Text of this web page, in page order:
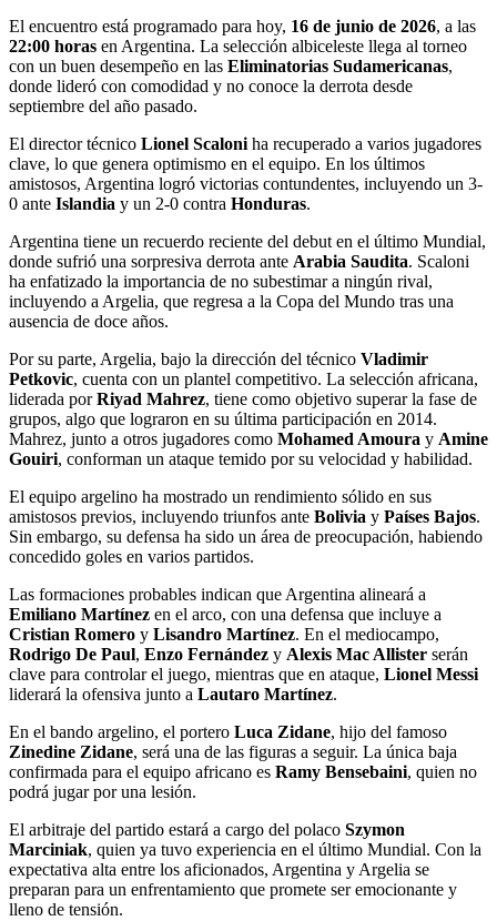
El encuentro está programado para hoy, 16 de junio de 2026, a las
22:00 horas en Argentina. La selección albiceleste llega al torneo
con un buen desempeño en las Eliminatorias Sudamericanas,
donde lideró con comodidad y no conoce la derrota desde
septiembre del año pasado.
El director técnico Lionel Scaloniha recuperado a varios jugadores
clave, lo que genera optimismo en el equipo. En los últimos
amistosos, Argentina logró victorias contundentes, incluyendo un 3-
0 ante Islandia y un 2-0 contra Honduras.
Argentina tiene un recuerdo reciente del debut en el último Mundial,
donde sufrió una sorpresiva derrota ante Arabia Saudita. Scaloni
ha enfatizado la importancia de no subestimar a ningún rival,
incluyendo a Argelia, que regresa a la Copa del Mundo tras una
ausencia de doce años.
Por su parte, Argelia, bajo la dirección del técnico Vladimir
Petkovic, cuenta con un plantel competitivo. La selección africana,
liderada porRiyad Mahrez, tiene como objetivo superar la fase de
grupos, algo que lograron en su última participación en 2014.
Mahrez, junto a otros jugadores como Mohamed Amoura y Amine
Gouiri, conforman un ataque temido por su velocidad y habilidad.
El equipo argelino ha mostrado un rendimiento sólido en sus
amistosos previos, incluyendo triunfos ante Bolivia y Países Bajos.
Sin embargo, su defensa ha sido un área de preocupación, habiendo
concedido goles en varios partidos.
Las formaciones probables indican que Argentina alineará a
Emiliano Martínez en el arco, con una defensa que incluye a
Cristian Romero y Lisandro Martínez. En el mediocampo,
Rodrigo De Paul, Enzo Fernández y Alexis Mac Allister serán
clave para controlar el juego, mientras que en ataque, Lionel Messi
liderará la ofensiva junto a Lautaro Martínez.
En el bando argelino, el portero Luca Zidane, hijo del famoso
Zinedine Zidane, será una de las figuras a seguir. La única baja
confirmada para el equipo africano es Ramy Bensebaini, quien no
podrá jugar por una lesión.
El arbitraje del partido estará a cargo del polaco Szymon
Marciniak, quien ya tuvo experiencia en el último Mundial. Con la
expectativa alta entre los aficionados, Argentina y Argelia se
preparan para un enfrentamiento que promete ser emocionante y
lleno de tensión.